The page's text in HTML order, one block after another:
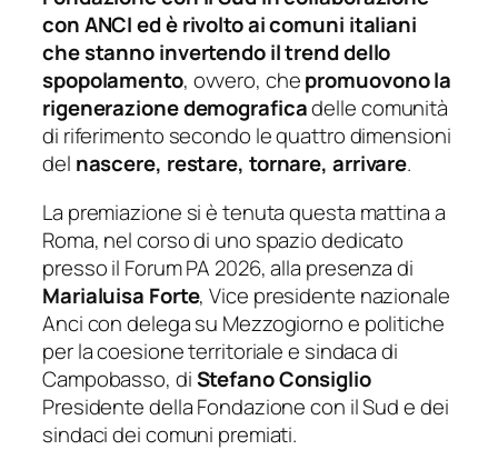
con ANCI ed è rivolto ai comuni italiani
che stanno invertendo il trend dello
spopolamento, ovvero, chepromuovono la
rigenerazione demograficadelle comunità
di riferimento secondo le quattro dimensioni
del nascere, restare, tornare, arrivare.
La premiazione si è tenuta questa mattina a
Roma, nel corso di uno spazio dedicato
presso il Forum PA 2026, alla presenza di
Marialuisa Forte, Vice presidente nazionale
Anci con delega su Mezzogiorno e politiche
per la coesione territoriale e sindaca di
Campobasso, diStefano Consiglio
Presidente della Fondazione con il Sud e dei
sindaci dei comuni premiati.